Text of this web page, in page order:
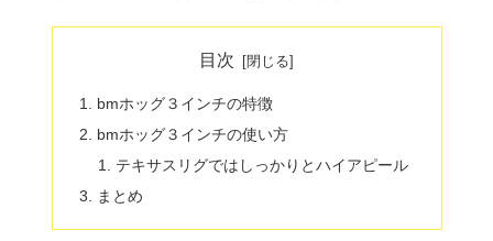
目次
bmホッグ３インチの特徴
bmホッグ３インチの使い方
テキサスリグではしっかりとハイアピール
まとめ